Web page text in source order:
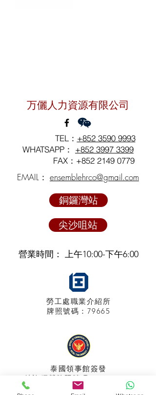
万儷人力資源有限公司
TEL： +852 3590 9993
WHATSAPP： +852 3997 3399
FAX：+852 2149 0779
EMAIL： ensemblehrco@gmail.com
銅鑼灣站
尖沙咀站
營業時間： 上午10:00-下午6:00
勞工處職業介紹所
牌照號碼：79665
泰國領事館簽發
特許經營牌照號碼：048/2025